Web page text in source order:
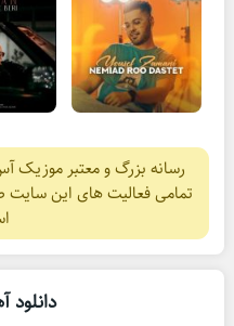
رسانه بزرگ و معتبر موزیک
تمامی فعالیت های این سایت